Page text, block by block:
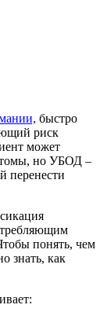
быстро
риск
может
но УБОД –
перенести
понять, чем
знать, как